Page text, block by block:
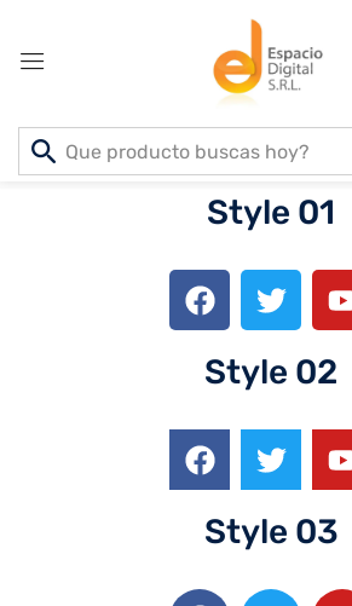
Home Social Share
Style 01
Style 02
Style 03
Sign in
Remember me
Log In
Create an account